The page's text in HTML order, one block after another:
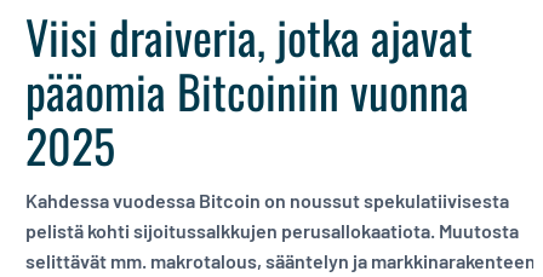
Viisi draiveria, jotka ajavat
pääomia Bitcoiniin vuonna
2025
Kahdessa vuodessa Bitcoin on noussut spekulatiivisesta
pelistä kohti sijoitussalkkujen perusallokaatiota. Muutosta
selittävät mm. makrotalous, sääntelyn ja markkinarakenteen